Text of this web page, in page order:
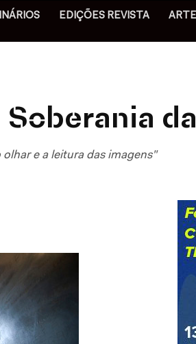
EDIÇÕES REVISTA
e a leitura das imagens"